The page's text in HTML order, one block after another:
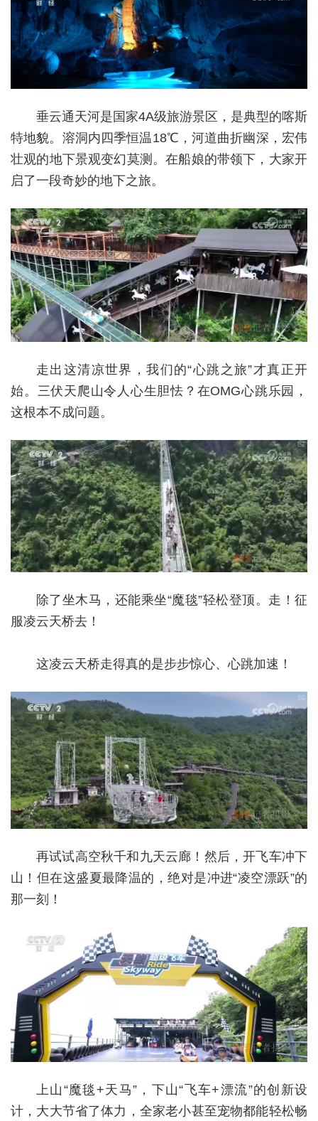
垂云通天河是国家4A级旅游景区，是典型的喀斯
特地貌。溶洞内四季恒温18℃，河道曲折幽深，宏伟
壮观的地下景观变幻莫测。在船娘的带领下，大家开
启了一段奇妙的地下之旅。
走出这清凉世界，我们的“心跳之旅”才真正开
始。三伏天爬山令人心生胆怯？在OMG心跳乐园，
这根本不成问题。
除了坐木马，还能乘坐“魔毯”轻松登顶。走！征
服凌云天桥去！
这凌云天桥走得真的是步步惊心、心跳加速！
再试试高空秋千和九天云廊！然后，开飞车冲下
山！但在这盛夏最降温的，绝对是冲进“凌空漂跃”的
那一刻！
上山“魔毯+天马”，下山“飞车+漂流”的创新设
计，大大节省了体力，全家老小甚至宠物都能轻松畅